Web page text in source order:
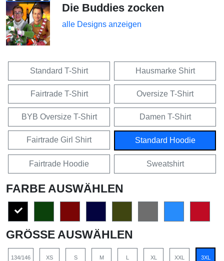
Die Buddies zocken
alle Designs anzeigen
Standard T-Shirt Hausmarke Shirt
Fairtrade T-Shirt Oversize T-Shirt
BYB Oversize T-Shirt Damen T-Shirt
Fairtrade Girl Shirt Standard Hoodie
Fairtrade Hoodie Sweatshirt
FARBE AUSWÄHLEN
GRÖSSE AUSWÄHLEN
134/146 XS S M L XL XXL 3XL